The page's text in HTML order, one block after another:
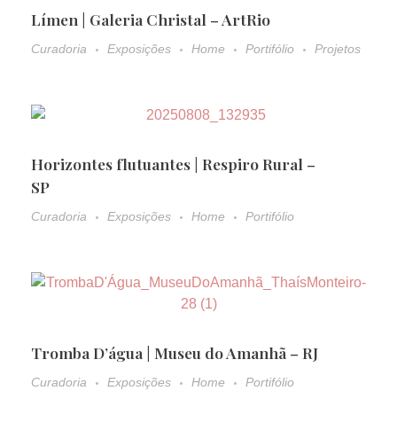
Límen | Galeria Christal – ArtRio
Curadoria Exposições Home Portifólio Projetos
Horizontes flutuantes | Respiro Rural –
SP
Curadoria Exposições Home Portifólio
Tromba D’água | Museu do Amanhã – RJ
Curadoria Exposições Home Portifólio